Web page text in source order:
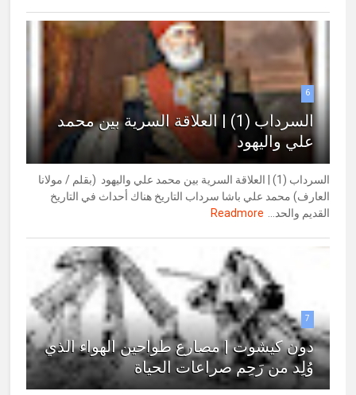
6
السرداب (1) | العلاقة السرية بين محمد
علي واليهود
السرداب (1) | العلاقة السرية بين محمد علي واليهود (بقلم / مولانا
العارف) محمد علي باشا سرداب التاريخ هناك أحداث في التاريخ
القديم والحد...
Readmore
7
دون كيشوت | مصارع طواحين الهواء الذي
وُلِد من رَحِم صراعات الحياة